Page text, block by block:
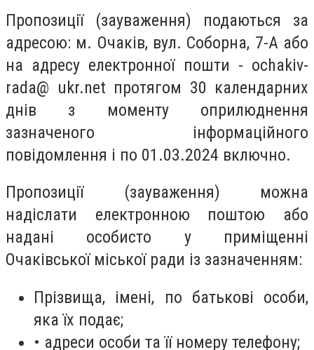
Пропозиції (зауваження) подаються за
адресою: м. Очаків, вул. Соборна, 7-А або
на адресу електронної пошти - ochakiv-
rada@ ukr.net протягом 30 календарних
днів з моменту оприлюднення
зазначеного інформаційного
повідомлення і по 01.03.2024 включно.
Пропозиції (зауваження) можна
надіслати електронною поштою або
надані особисто у приміщенні
Очаківської міської ради із зазначенням:
Прізвища, імені, по батькові особи,
яка їх подає;
• адреси особи та її номеру телефону;